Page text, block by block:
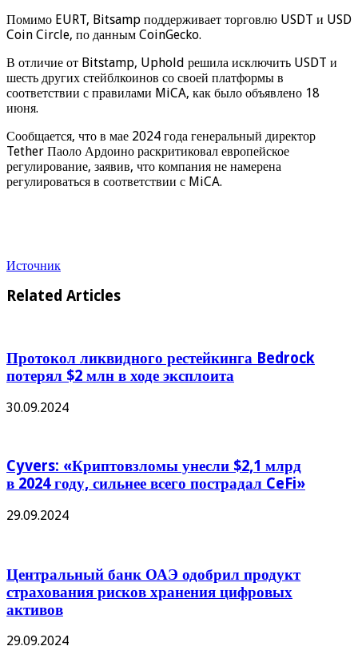
Помимо EURT, Bitsamp поддерживает торговлю USDT и USD
Coin Circle, по данным CoinGecko.
В отличие от Bitstamp, Uphold решила исключить USDT и
шесть других стейблкоинов со своей платформы в
соответствии с правилами MiCA, как было объявлено 18
июня.
Сообщается, что в мае 2024 года генеральный директор
Tether Паоло Ардоино раскритиковал европейское
регулирование, заявив, что компания не намерена
регулироваться в соответствии с MiCA.
Источник
Related Articles
Протокол ликвидного рестейкинга Bedrock
потерял $2 млн в ходе эксплоита
30.09.2024
Cyvers: «Криптовзломы унесли $2,1 млрд
в 2024 году, сильнее всего пострадал CeFi»
29.09.2024
Центральный банк ОАЭ одобрил продукт
страхования рисков хранения цифровых
активов
29.09.2024